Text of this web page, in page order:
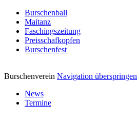
Burschenball
Maitanz
Faschingszeitung
Preisschafkopfen
Burschenfest
Burschenverein Navigation überspringen
News
Termine